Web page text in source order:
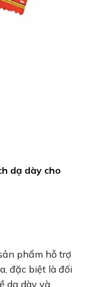
dạ dày cho
phẩm hỗ trợ
đặc biệt là đối
dạ dày và